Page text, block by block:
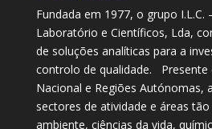
Fundada em 1977, o grupo I.L.C.
Laboratório e Científicos, Lda,
de soluções analíticas para a
controlo de qualidade.
Nacional e Regiões Autónomas,
sectores de atividade e áreas
ambiente, ciências da vida,